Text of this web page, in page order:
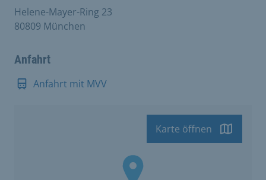
Helene-Mayer-Ring 23
80809 München
Anfahrt
Anfahrt mit MVV
Karte öffnen